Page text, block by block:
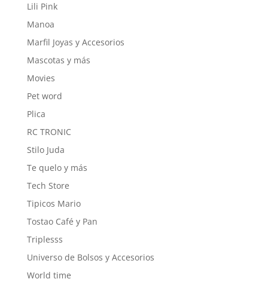
Lili Pink
Manoa
Marfil Joyas y Accesorios
Mascotas y más
Movies
Pet word
Plica
RC TRONIC
Stilo Juda
Te quelo y más
Tech Store
Tipicos Mario
Tostao Café y Pan
Triplesss
Universo de Bolsos y Accesorios
World time